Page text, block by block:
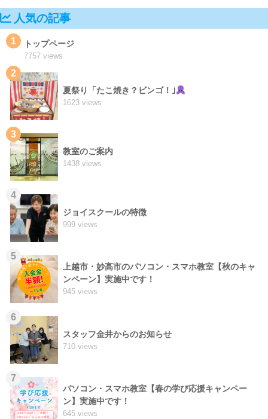
人気の記事
1 トップページ
7757 views
2
夏祭り「たこ焼き？ビンゴ！｣
1623 views
3
教室のご案内
1438 views
4
ジョイスクールの特徴
999 views
5
上越市・妙高市のパソコン・スマホ教室【秋のキャ
ンペーン】実施中です！
945 views
6
スタッフ金井からのお知らせ
710 views
7
パソコン・スマホ教室【春の学び応援キャンペー
ン】実施中です！
645 views